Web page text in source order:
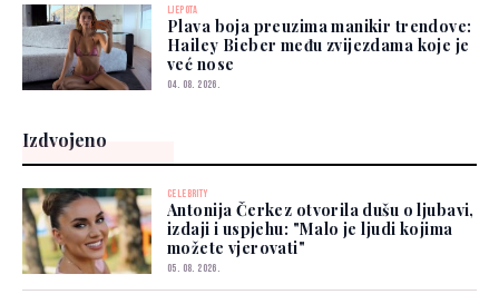
LJEPOTA
Plava boja preuzima manikir trendove:
Hailey Bieber među zvijezdama koje je
već nose
04. 08. 2026.
Izdvojeno
CELEBRITY
Antonija Čerkez otvorila dušu o ljubavi,
izdaji i uspjehu: "Malo je ljudi kojima
možete vjerovati"
05. 08. 2026.